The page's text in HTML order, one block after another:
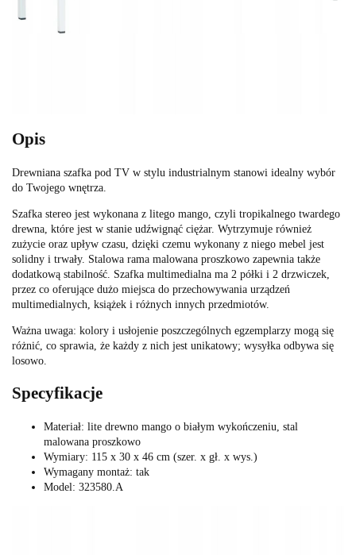
Opis
Drewniana szafka pod TV w stylu industrialnym stanowi idealny wybór
do Twojego wnętrza.
Szafka stereo jest wykonana z litego mango, czyli tropikalnego twardego
drewna, które jest w stanie udźwignąć ciężar. Wytrzymuje również
zużycie oraz upływ czasu, dzięki czemu wykonany z niego mebel jest
solidny i trwały. Stalowa rama malowana proszkowo zapewnia także
dodatkową stabilność. Szafka multimedialna ma 2 półki i 2 drzwiczek,
przez co oferujące dużo miejsca do przechowywania urządzeń
multimedialnych, książek i różnych innych przedmiotów.
Ważna uwaga: kolory i usłojenie poszczególnych egzemplarzy mogą się
różnić, co sprawia, że każdy z nich jest unikatowy; wysyłka odbywa się
losowo.
Specyfikacje
Materiał: lite drewno mango o białym wykończeniu, stal
malowana proszkowo
Wymiary: 115 x 30 x 46 cm (szer. x gł. x wys.)
Wymagany montaż: tak
Model: 323580.A